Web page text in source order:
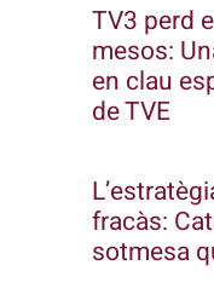
TV3 perd
mesos:
en clau
de TVE
fracàs:
sotmesa